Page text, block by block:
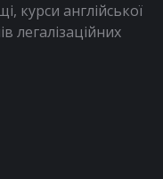
курси англійської
легалізаційних